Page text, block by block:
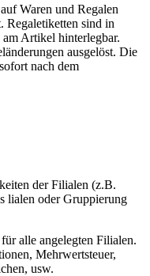
Waren und Regalen
Regaletiketten sind in
Artikel hinterlegbar.
ausgelöst. Die
nach dem
der Filialen (z.B.
lialen oder Gruppierung
alle angelegten Filialen.
Mehrwertsteuer,
usw.